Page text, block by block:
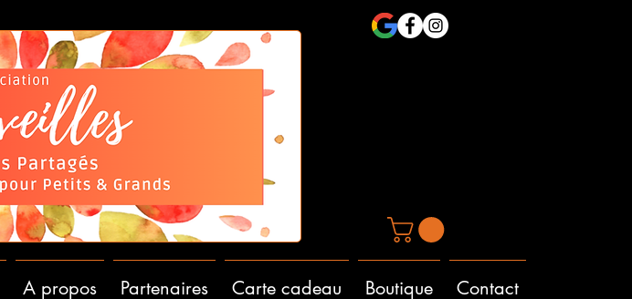
A propos Partenaires Carte cadeau Boutique Contact